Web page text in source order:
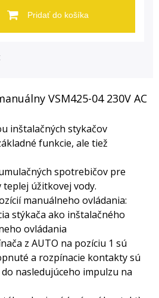
Pridať do košíka
VSM425-04 230V AC
inštalačných stykačov
funkcie, ale tiež
spotrebičov pre
úžitkovej vody.
manuálneho ovládania:
stýkača ako inštalačného
ovládania
z AUTO na pozíciu 1 sú
a rozpínacie kontakty sú
nasledujúceho impulzu na